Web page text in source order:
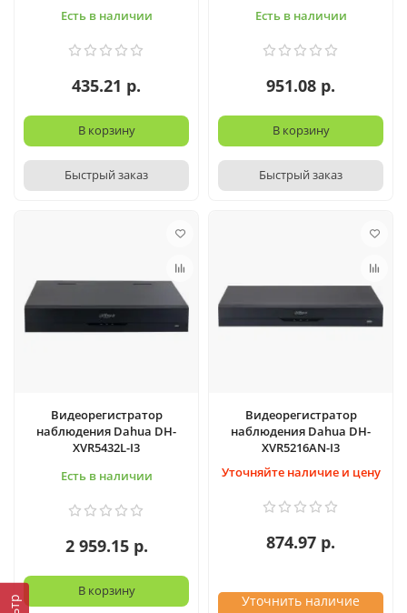
Есть в наличии
435.21 р.
В корзину
Быстрый заказ
Есть в наличии
951.08 р.
В корзину
Быстрый заказ
Видеорегистратop
наблюдения Dahua DH-
XVR5432L-I3
Есть в наличии
2 959.15 р.
В корзину
Видеорегистратop
наблюдения Dahua DH-
XVR5216AN-I3
Уточняйте наличие и цену
874.97 р.
Уточнить наличие